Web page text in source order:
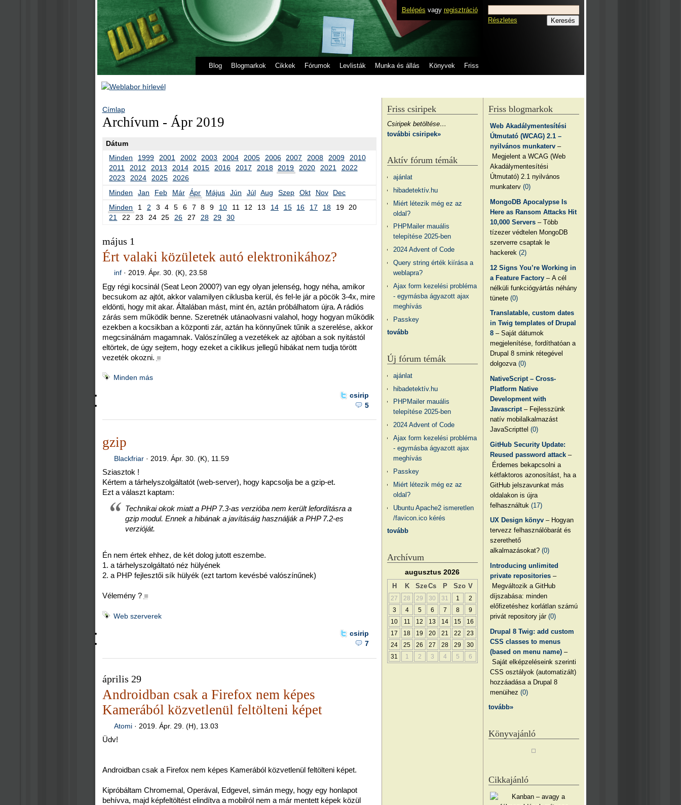
Belépés vagy regisztráció
Blog Blogmarkok Cikkek Fórumok Levlisták Munka és állás Könyvek Friss
Részletes
Címlap
Archívum - Ápr 2019
Dátum
Minden
1999 2001 2002 2003 2004 2005 2006 2007 2008 2009
2010
2011
2012 2013 2014 2015 2016 2017 2018 2019 2020 2021
2022
2023
2024 2025
2026
Minden
Jan Feb Már Ápr Május Jún Júl Aug Szep Okt Nov
Dec
Minden
1 2 3 4 5 6 7 8 9 10 11 12 13 14 15 16 17 18 19
20
21
22 23 24 25 26 27 28 29 30
május 1
Ért valaki közületek autó elektronikához?
inf ·2019. Ápr. 30. (K), 23.58
Egy régi kocsinál (Seat Leon 2000?) van egy olyan jelenség, hogy néha, amikor
becsukom az ajtót, akkor valamilyen ciklusba kerül, és fel-le jár a pöcök 3-4x, mire
eldönti, hogy mit akar. Általában mást, mint én, aztán próbálhatom újra. A rádiós
zárás sem működik benne. Szeretnék utánaolvasni valahol, hogy hogyan működik
ezekben a kocsikban a központi zár, aztán ha könnyűnek tűnik a szerelése, akkor
megcsinálnám magamnak. Valószínűleg a vezetékek az ajtóban a sok nyitástól
eltörtek, de úgy sejtem, hogy ezeket a ciklikus jellegű hibákat nem tudja törött
vezeték okozni. ■
Minden más
csirip
5
gzip
Blackfriar · 2019. Ápr. 30. (K), 11.59
Sziasztok !
Kértem a tárhelyszolgáltatót (web-server), hogy kapcsolja be a gzip-et.
Ezt a választ kaptam:
Technikai okok miatt a PHP 7.3-as verzióba nem került lefordításra a
gzip modul. Ennek a hibának a javításáig használják a PHP 7.2-es
verzióját.
Én nem értek ehhez, de két dolog jutott eszembe.
1. a tárhelyszolgáltató néz hülyének
2. a PHP fejlesztői sík hülyék (ezt tartom kevésbé valószínűnek)
Vélemény ? ■
Web szerverek
csirip
7
április 29
Androidban csak a Firefox nem képes
Kamerából közvetlenül feltölteni képet
Atomi · 2019. Ápr. 29. (H), 13.03
Üdv!
Androidban csak a Firefox nem képes Kamerából közvetlenül feltölteni képet.
Kipróbáltam Chromemal, Operával, Edgevel, simán megy, hogy egy honlapot
behívva, majd képfeltöltést elindítva a mobilról nem a már mentett képek közül
Friss blogmarkok
Web Akadálymentesítési
Útmutató (WCAG) 2.1 –
nyilvános munkaterv –
Megjelent a WCAG (Web
Akadálymentesítési
Útmutató) 2.1 nyilvános
munkaterv(0)
MongoDB Apocalypse Is
Here as Ransom Attacks Hit
10,000 Servers – Több
tízezer védtelen MongoDB
szerverre csaptak le
hackerek(2)
12 Signs You’re Working in
a Feature Factory – A cél
nélküli funkciógyártás néhány
tünete(0)
Translatable, custom dates
in Twig templates of Drupal
8 – Saját dátumok
megjelenítése, fordíthatóan a
Drupal 8 smink rétegével
dolgozva(0)
NativeScript – Cross-
Platform Native
Development with
Javascript – Fejlesszünk
natív mobilalkalmazást
JavaScripttel(0)
GitHub Security Update:
Reused password attack –
Érdemes bekapcsolni a
kétfaktoros azonosítást, ha a
GitHub jelszavunkat más
oldalakon is újra
felhasználtuk(17)
UX Design könyv – Hogyan
tervezz felhasználóbarát és
szerethető
alkalmazásokat?(0)
Introducing unlimited
private repositories –
Megváltozik a GitHub
díjszabása: minden
előfizetéshez korlátlan számú
privát repository jár(0)
Drupal 8 Twig: add custom
CSS classes to menus
(based on menu name) –
Saját elképzeléseink szerinti
CSS osztályok (automatizált)
hozzáadása a Drupal 8
menüihez(0)
tovább»
Könyvajánló
Cikkajánló
Friss csiripek
Csiripek betöltése…
további csiripek»
Aktív fórum témák
ajánlat
hibadetektív.hu
Miért létezik még ez az
oldal?
PHPMailer mauális
telepítése 2025-ben
2024 Advent of Code
Query string érték kiírása a
weblapra?
Ajax form kezelési probléma
- egymásba ágyazott ajax
meghívás
Passkey
tovább
Új fórum témák
ajánlat
hibadetektív.hu
PHPMailer mauális
telepítése 2025-ben
2024 Advent of Code
Ajax form kezelési probléma
- egymásba ágyazott ajax
meghívás
Passkey
Miért létezik még ez az
oldal?
Ubuntu Apache2 ismeretlen
/favicon.ico kérés
tovább
Archívum
augusztus 2026
H K SzeCs P Szo V
27 28 29 30 31 1
2
3
4 5 6 7 8
9
10
11 12 13 14 15
16
17
18 19 20 21 22
23
24
25 26 27 28 29
30
31
1 2 3 4 5 6